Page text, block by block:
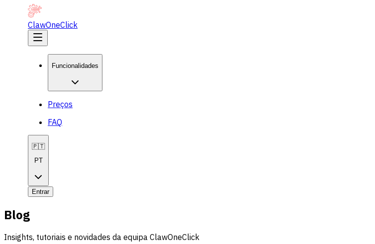
ClawOneClick
Funcionalidades
Preços
FAQ
🇵🇹
PT
Entrar
Blog
Insights, tutoriais e novidades da equipa ClawOneClick